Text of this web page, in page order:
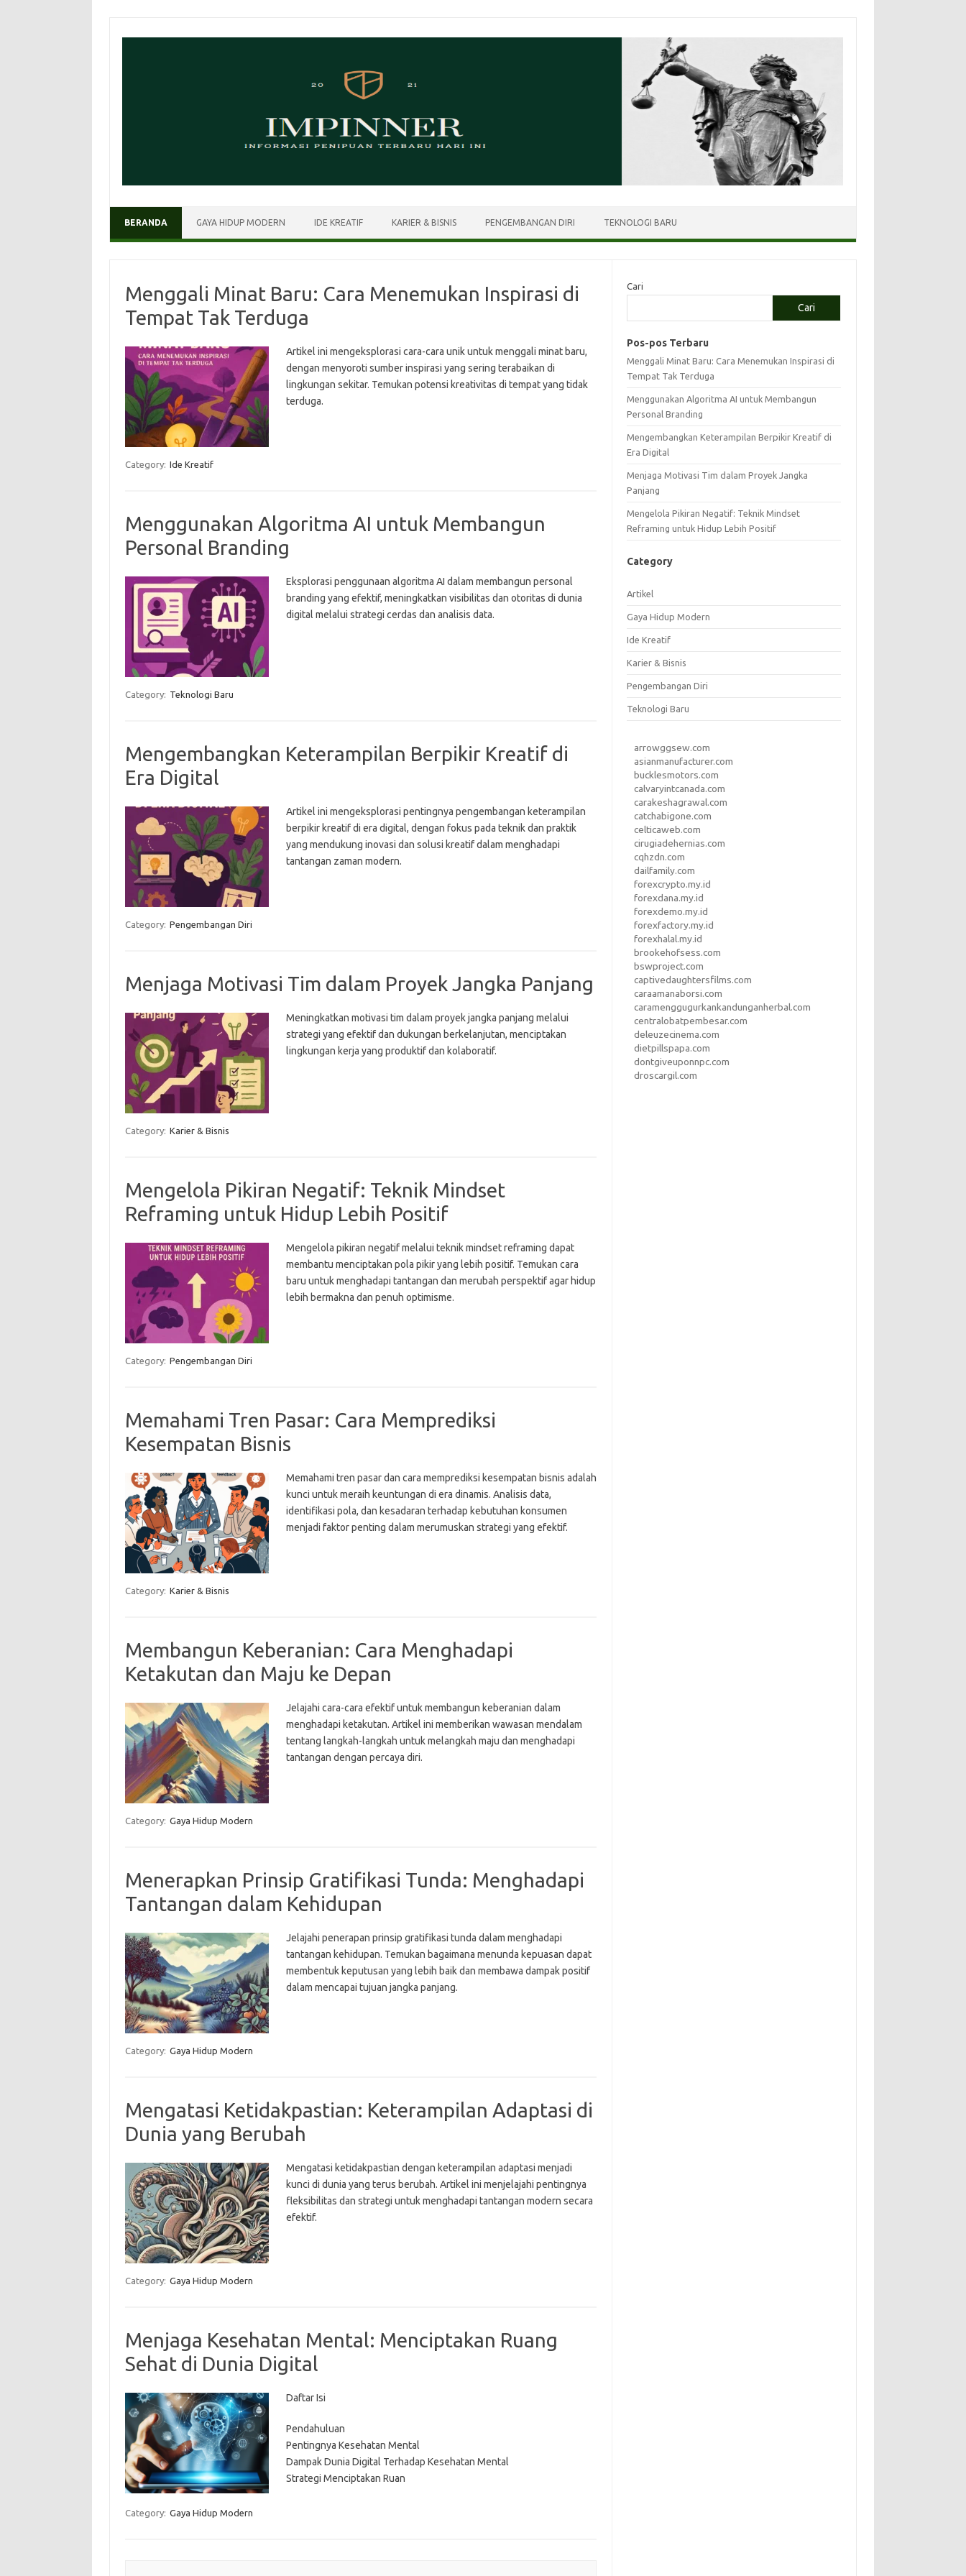
BERANDA GAYA HIDUP MODERN IDE KREATIF KARIER & BISNIS PENGEMBANGAN DIRI TEKNOLOGI BARU
Menggali Minat Baru: Cara Menemukan Inspirasi di
Tempat Tak Terduga
Artikel ini mengeksplorasi cara-cara unik untuk menggali minat baru,
dengan menyoroti sumber inspirasi yang sering terabaikan di
lingkungan sekitar. Temukan potensi kreativitas di tempat yang tidak
terduga.
Category: Ide Kreatif
Menggunakan Algoritma AI untuk Membangun
Personal Branding
Eksplorasi penggunaan algoritma AI dalam membangun personal
branding yang efektif, meningkatkan visibilitas dan otoritas di dunia
digital melalui strategi cerdas dan analisis data.
Category: Teknologi Baru
Mengembangkan Keterampilan Berpikir Kreatif di
Era Digital
Artikel ini mengeksplorasi pentingnya pengembangan keterampilan
berpikir kreatif di era digital, dengan fokus pada teknik dan praktik
yang mendukung inovasi dan solusi kreatif dalam menghadapi
tantangan zaman modern.
Category: Pengembangan Diri
Menjaga Motivasi Tim dalam Proyek Jangka Panjang
Meningkatkan motivasi tim dalam proyek jangka panjang melalui
strategi yang efektif dan dukungan berkelanjutan, menciptakan
lingkungan kerja yang produktif dan kolaboratif.
Category: Karier & Bisnis
Mengelola Pikiran Negatif: Teknik Mindset
Reframing untuk Hidup Lebih Positif
Mengelola pikiran negatif melalui teknik mindset reframing dapat
membantu menciptakan pola pikir yang lebih positif. Temukan cara
baru untuk menghadapi tantangan dan merubah perspektif agar hidup
lebih bermakna dan penuh optimisme.
Category: Pengembangan Diri
Memahami Tren Pasar: Cara Memprediksi
Kesempatan Bisnis
Memahami tren pasar dan cara memprediksi kesempatan bisnis adalah
kunci untuk meraih keuntungan di era dinamis. Analisis data,
identifikasi pola, dan kesadaran terhadap kebutuhan konsumen
menjadi faktor penting dalam merumuskan strategi yang efektif.
Category: Karier & Bisnis
Membangun Keberanian: Cara Menghadapi
Ketakutan dan Maju ke Depan
Jelajahi cara-cara efektif untuk membangun keberanian dalam
menghadapi ketakutan. Artikel ini memberikan wawasan mendalam
tentang langkah-langkah untuk melangkah maju dan menghadapi
tantangan dengan percaya diri.
Category: Gaya Hidup Modern
Menerapkan Prinsip Gratifikasi Tunda: Menghadapi
Tantangan dalam Kehidupan
Jelajahi penerapan prinsip gratifikasi tunda dalam menghadapi
tantangan kehidupan. Temukan bagaimana menunda kepuasan dapat
membentuk keputusan yang lebih baik dan membawa dampak positif
dalam mencapai tujuan jangka panjang.
Category: Gaya Hidup Modern
Mengatasi Ketidakpastian: Keterampilan Adaptasi di
Dunia yang Berubah
Mengatasi ketidakpastian dengan keterampilan adaptasi menjadi
kunci di dunia yang terus berubah. Artikel ini menjelajahi pentingnya
fleksibilitas dan strategi untuk menghadapi tantangan modern secara
efektif.
Category: Gaya Hidup Modern
Menjaga Kesehatan Mental: Menciptakan Ruang
Sehat di Dunia Digital
Daftar Isi
Pendahuluan
Pentingnya Kesehatan Mental
Dampak Dunia Digital Terhadap Kesehatan Mental
Strategi Menciptakan Ruan
Category: Gaya Hidup Modern
Cari
Cari
Pos-pos Terbaru
Menggali Minat Baru: Cara Menemukan Inspirasi di
Tempat Tak Terduga
Menggunakan Algoritma AI untuk Membangun
Personal Branding
Mengembangkan Keterampilan Berpikir Kreatif di
Era Digital
Menjaga Motivasi Tim dalam Proyek Jangka
Panjang
Mengelola Pikiran Negatif: Teknik Mindset
Reframing untuk Hidup Lebih Positif
Category
Artikel
Gaya Hidup Modern
Ide Kreatif
Karier & Bisnis
Pengembangan Diri
Teknologi Baru
arrowggsew.com
asianmanufacturer.com
bucklesmotors.com
calvaryintcanada.com
carakeshagrawal.com
catchabigone.com
celticaweb.com
cirugiadehernias.com
cqhzdn.com
dailfamily.com
forexcrypto.my.id
forexdana.my.id
forexdemo.my.id
forexfactory.my.id
forexhalal.my.id
brookehofsess.com
bswproject.com
captivedaughtersfilms.com
caraamanaborsi.com
caramenggugurkankandunganherbal.com
centralobatpembesar.com
deleuzecinema.com
dietpillspapa.com
dontgiveuponnpc.com
droscargil.com